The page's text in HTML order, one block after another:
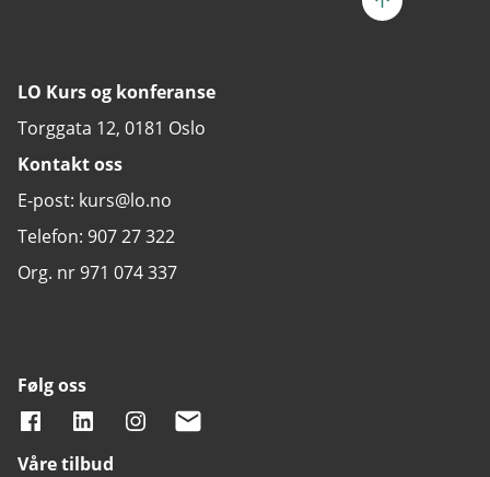
LO Kurs og konferanse
Torggata 12, 0181 Oslo
Kontakt oss
E-post: kurs@lo.no
Telefon: 907 27 322
Org. nr 971 074 337
Følg oss
Våre tilbud